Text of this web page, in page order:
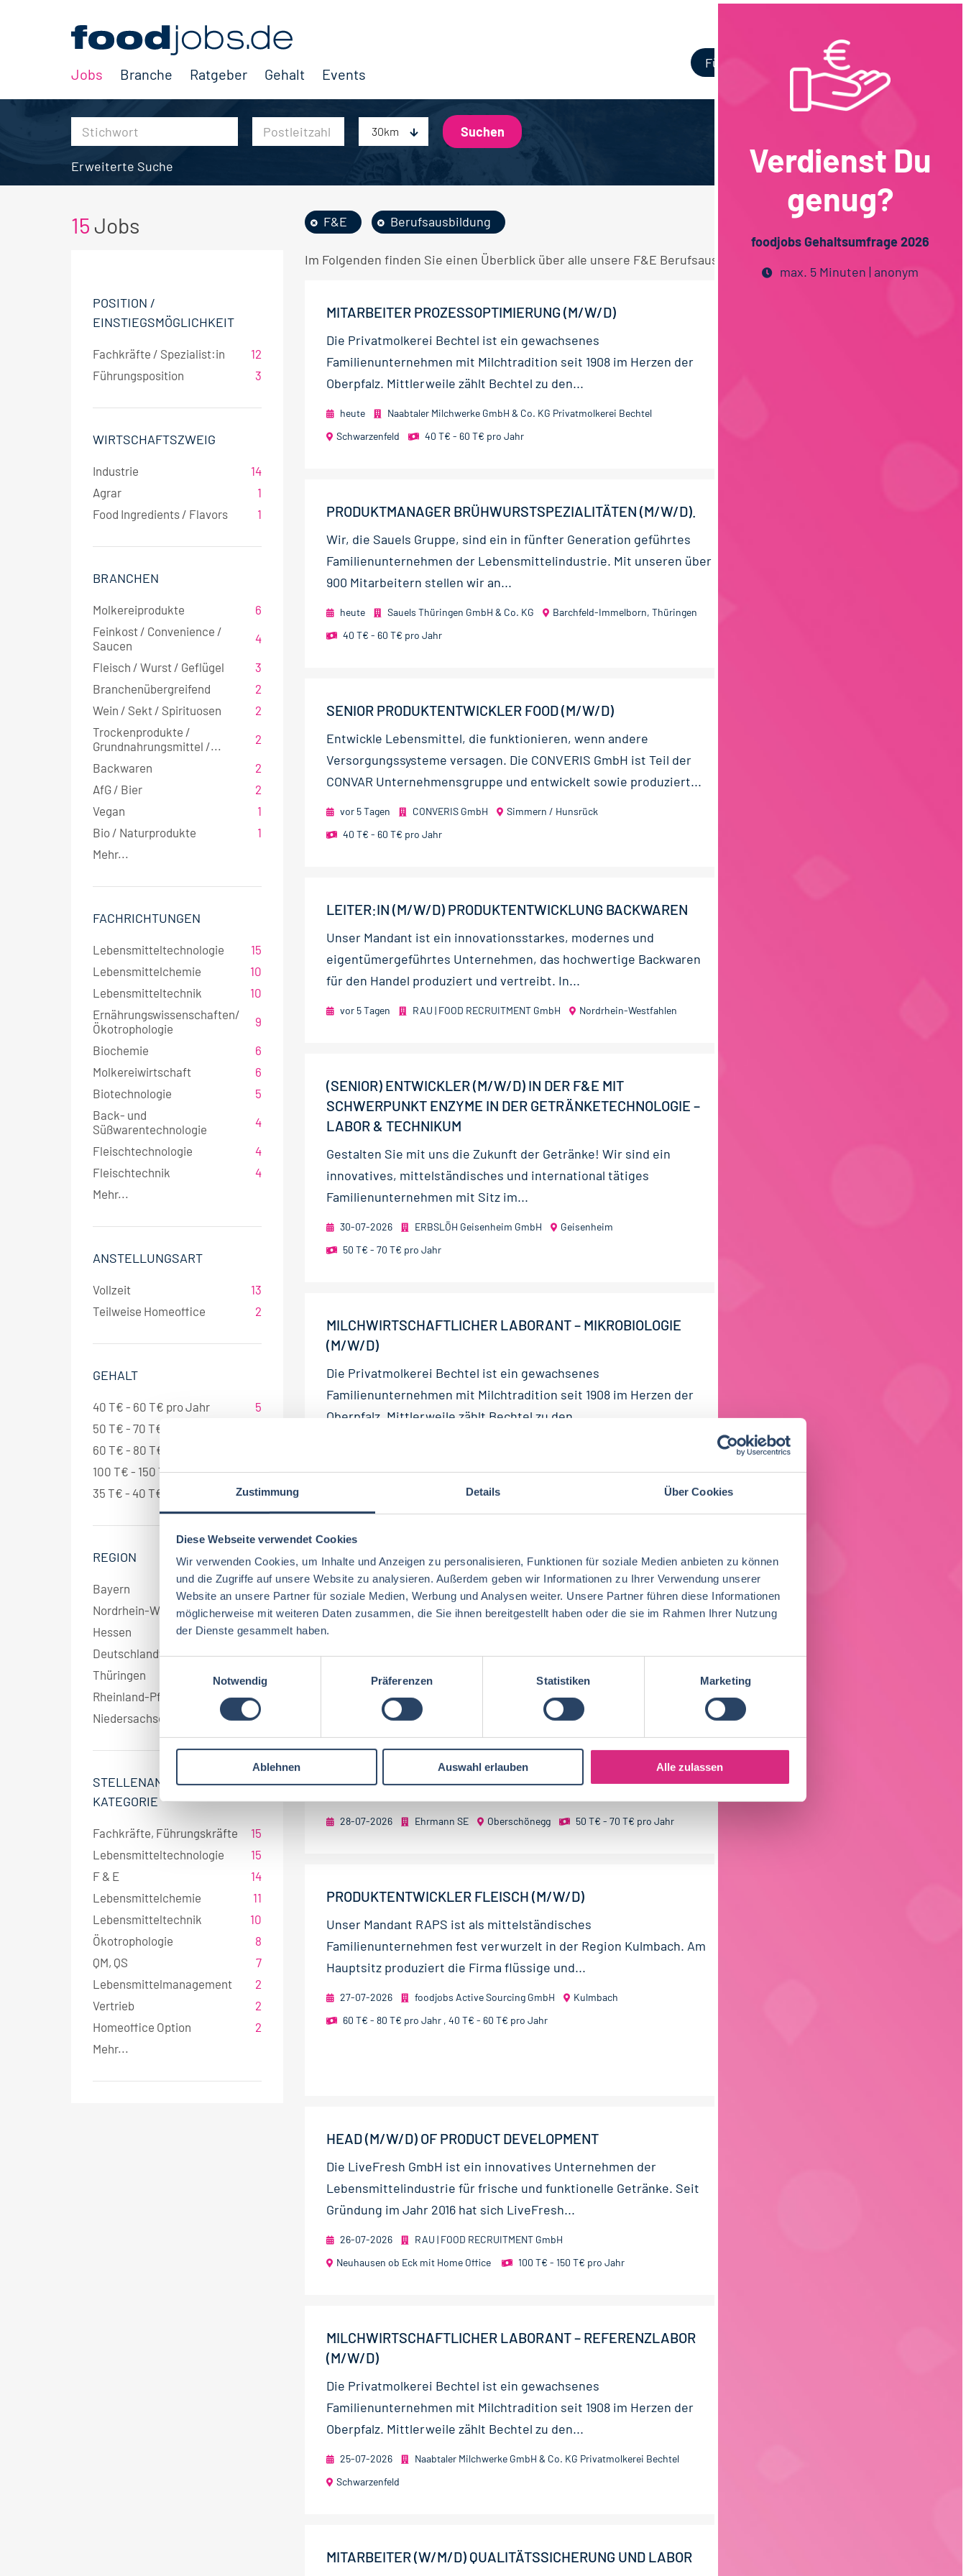
Zustimmung Details Über Cookies
Diese Webseite verwendet Cookies
Wir verwenden Cookies, um Inhalte und Anzeigen zu personalisieren, Funktionen für soziale Medien anbieten zu können
und die Zugriffe auf unsere Website zu analysieren. Außerdem geben wir Informationen zu Ihrer Verwendung unserer
Website an unsere Partner für soziale Medien, Werbung und Analysen weiter. Unsere Partner führen diese Informationen
möglicherweise mit weiteren Daten zusammen, die Sie ihnen bereitgestellt haben oder die sie im Rahmen Ihrer Nutzung
der Dienste gesammelt haben.
n
w
i
g
n
g
u
s
w
l
Notwendig Präferenzen Statistiken Marketing
Ablehnen Auswahl erlauben Alle zulassen
Jobs Branche Ratgeber Gehalt Events
Für Unternehmen
30km
Erweiterte Suche
15 Jobs
POSITION /
EINSTIEGSMÖGLICHKEIT
Fachkräfte / Spezialist:in
12
Führungsposition
3
WIRTSCHAFTSZWEIG
Industrie
14
Agrar
1
Food Ingredients / Flavors
1
BRANCHEN
Molkereiprodukte
6
Feinkost / Convenience /
Saucen
4
Fleisch / Wurst / Geflügel
3
Branchenübergreifend
2
Wein / Sekt / Spirituosen
2
Trockenprodukte /
Grundnahrungsmittel /...
2
Backwaren
2
AfG / Bier
2
Vegan
1
Bio / Naturprodukte
1
Mehr...
FACHRICHTUNGEN
Lebensmitteltechnologie
15
Lebensmittelchemie
10
Lebensmitteltechnik
10
Ernährungswissenschaften/
Ökotrophologie
9
Biochemie
6
Molkereiwirtschaft
6
Biotechnologie
5
Back- und
Süßwarentechnologie
4
Fleischtechnologie
4
Fleischtechnik
4
Mehr...
ANSTELLUNGSART
Vollzeit
13
Teilweise Homeoffice
2
GEHALT
40 T€ - 60 T€ pro Jahr
5
50 T€ - 70 T€ pro Jahr
60 T€ - 80 T€ pro Jahr
100 T€ - 150 T€ pro Jahr
1
35 T€ - 40 T€ pro Jahr
1
REGION
Bayern
Nordrhein-Westfalen
3
Hessen
2
Deutschlandweit
1
Thüringen
1
Rheinland-Pfalz
Niedersachsen
1
STELLENANGEBOT
KATEGORIE
Fachkräfte, Führungskräfte
15
Lebensmitteltechnologie
15
F & E
14
Lebensmittelchemie
11
Lebensmitteltechnik
10
Ökotrophologie
8
QM, QS
7
Lebensmittelmanagement
2
Vertrieb
2
Homeoffice Option
2
Mehr...
F&E Berufsausbildung
Im Folgenden finden Sie einen Überblick über alle unsere F&E Berufsausbildung Stellen.
MITARBEITER PROZESSOPTIMIERUNG (M/W/D)
Die Privatmolkerei Bechtel ist ein gewachsenes
Familienunternehmen mit Milchtradition seit 1908 im Herzen der
Oberpfalz. Mittlerweile zählt Bechtel zu den...
heute
Naabtaler Milchwerke GmbH & Co. KG Privatmolkerei Bechtel
Schwarzenfeld
40 T€ - 60 T€ pro Jahr
PRODUKTMANAGER BRÜHWURSTSPEZIALITÄTEN (M/W/D).
Wir, die Sauels Gruppe, sind ein in fünfter Generation geführtes
Familienunternehmen der Lebensmittelindustrie. Mit unseren über
900 Mitarbeitern stellen wir an...
heute Sauels Thüringen GmbH & Co. KG
Barchfeld-Immelborn, Thüringen
40 T€ - 60 T€ pro Jahr
SENIOR PRODUKTENTWICKLER FOOD (M/W/D)
Entwickle Lebensmittel, die funktionieren, wenn andere
Versorgungssysteme versagen. Die CONVERIS GmbH ist Teil der
CONVAR Unternehmensgruppe und entwickelt sowie produziert...
vor 5 Tagen CONVERIS GmbH
Simmern / Hunsrück
40 T€ - 60 T€ pro Jahr
LEITER:IN (M/W/D) PRODUKTENTWICKLUNG BACKWAREN
Unser Mandant ist ein innovationsstarkes, modernes und
eigentümergeführtes Unternehmen, das hochwertige Backwaren
für den Handel produziert und vertreibt. In...
vor 5 Tagen RAU | FOOD RECRUITMENT GmbH Nordrhein-Westfahlen
(SENIOR) ENTWICKLER (M/W/D) IN DER F&E MIT
SCHWERPUNKT ENZYME IN DER GETRÄNKETECHNOLOGIE –
LABOR & TECHNIKUM
Gestalten Sie mit uns die Zukunft der Getränke! Wir sind ein
innovatives, mittelständisches und international tätiges
Familienunter­nehmen mit Sitz im...
30-07-2026 ERBSLÖH Geisenheim GmbH
Geisenheim
50 T€ - 70 T€ pro Jahr
MILCHWIRTSCHAFTLICHER LABORANT – MIKROBIOLOGIE
(M/W/D)
Die Privatmolkerei Bechtel ist ein gewachsenes
Familienunternehmen mit Milchtradition seit 1908 im Herzen der
Oberpfalz. Mittlerweile zählt Bechtel zu den...
Schwarzenfeld
PRODUKTENTWICKLER – PETFOOD (M/W/D)
Europas führender Hersteller von Super-Premium Petfood sucht
DICH. Als Global-Player beliefern wir den weltweiten
Heimtierfachhandel mit hochwertigen, innovativen und...
PRODUKTENTWICKLER (M/W/D)
Unsere Milch-, Joghurt-, Quark- und Dessert-Zuberei­tungen spielen
im Kühl­regal ganz oben mit – dank unserer Mitarbeiter! Denn sie
28-07-2026 Ehrmann SE Oberschönegg 50 T€ - 70 T€ pro Jahr
PRODUKTENTWICKLER FLEISCH (M/W/D)
Unser Mandant RAPS ist als mittelständisches
Familienunternehmen fest verwurzelt in der Region Kulmbach. Am
Hauptsitz produziert die Firma flüssige und...
27-07-2026 foodjobs Active Sourcing GmbH
Kulmbach
60 T€ - 80 T€ pro Jahr , 40 T€ - 60 T€ pro Jahr
HEAD (M/W/D) OF PRODUCT DEVELOPMENT
Die LiveFresh GmbH ist ein innovatives Unternehmen der
Lebensmittelindustrie für frische und funktionelle Getränke. Seit
Gründung im Jahr 2016 hat sich LiveFresh...
26-07-2026
RAU | FOOD RECRUITMENT GmbH
Neuhausen ob Eck mit Home Office
100 T€ - 150 T€ pro Jahr
MILCHWIRTSCHAFTLICHER LABORANT – REFERENZLABOR
(M/W/D)
Die Privatmolkerei Bechtel ist ein gewachsenes
Familienunternehmen mit Milchtradition seit 1908 im Herzen der
Oberpfalz. Mittlerweile zählt Bechtel zu den...
25-07-2026
Naabtaler Milchwerke GmbH & Co. KG Privatmolkerei Bechtel
Schwarzenfeld
MITARBEITER (W/M/D) QUALITÄTSSICHERUNG UND LABOR
Verdienst Du
genug?
foodjobs Gehaltsumfrage 2026
max. 5 Minuten | anonym